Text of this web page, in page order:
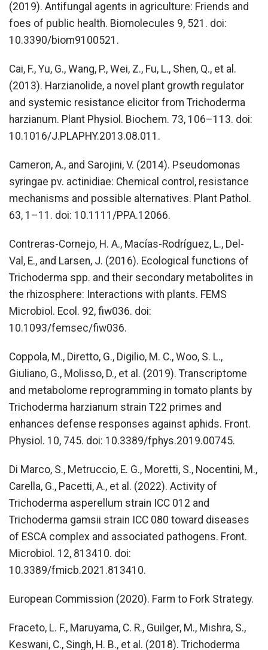
(2019). Antifungal agents in agriculture: Friends and
foes of public health. Biomolecules 9, 521. doi:
10.3390/biom9100521.
Cai, F., Yu, G., Wang, P., Wei, Z., Fu, L., Shen, Q., et al.
(2013). Harzianolide, a novel plant growth regulator
and systemic resistance elicitor from Trichoderma
harzianum. Plant Physiol. Biochem. 73, 106–113. doi:
10.1016/J.PLAPHY.2013.08.011.
Cameron, A., and Sarojini, V. (2014). Pseudomonas
syringae pv. actinidiae: Chemical control, resistance
mechanisms and possible alternatives. Plant Pathol.
63, 1–11. doi: 10.1111/PPA.12066.
Contreras-Cornejo, H. A., Macías-Rodríguez, L., Del-
Val, E., and Larsen, J. (2016). Ecological functions of
Trichoderma spp. and their secondary metabolites in
the rhizosphere: Interactions with plants. FEMS
Microbiol. Ecol. 92, fiw036. doi:
10.1093/femsec/fiw036.
Coppola, M., Diretto, G., Digilio, M. C., Woo, S. L.,
Giuliano, G., Molisso, D., et al. (2019). Transcriptome
and metabolome reprogramming in tomato plants by
Trichoderma harzianum strain T22 primes and
enhances defense responses against aphids. Front.
Physiol. 10, 745. doi: 10.3389/fphys.2019.00745.
Di Marco, S., Metruccio, E. G., Moretti, S., Nocentini, M.,
Carella, G., Pacetti, A., et al. (2022). Activity of
Trichoderma asperellum strain ICC 012 and
Trichoderma gamsii strain ICC 080 toward diseases
of ESCA complex and associated pathogens. Front.
Microbiol. 12, 813410. doi:
10.3389/fmicb.2021.813410.
European Commission (2020). Farm to Fork Strategy.
Fraceto, L. F., Maruyama, C. R., Guilger, M., Mishra, S.,
Keswani, C., Singh, H. B., et al. (2018). Trichoderma